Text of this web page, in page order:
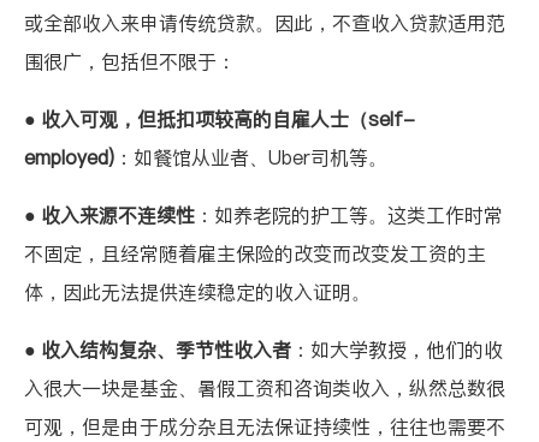
或全部收入来申请传统贷款。因此，不查收入贷款适用范
围很广，包括但不限于：
● 收入可观，但抵扣项较高的自雇人士（self-
employed) ：如餐馆从业者、Uber司机等。
● 收入来源不连续性 ：如养老院的护工等。这类工作时常
不固定，且经常随着雇主保险的改变而改变发工资的主
体，因此无法提供连续稳定的收入证明。
● 收入结构复杂、季节性收入者 ：如大学教授，他们的收
入很大一块是基金、暑假工资和咨询类收入，纵然总数很
可观，但是由于成分杂且无法保证持续性，往往也需要不